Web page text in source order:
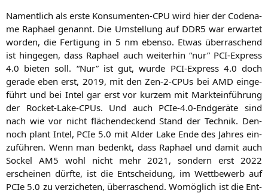
Nament­lich als ers­te Kon­su­men­ten-CPU wird hier der Code­na­
me Rapha­el genannt. Die Umstel­lung auf DDR5 war erwar­tet
wor­den, die Fer­ti­gung in 5 nm eben­so. Etwas über­ra­schend
ist hin­ge­gen, dass Rapha­el auch wei­ter­hin “nur” PCI-Express
4.0 bie­ten soll. “Nur” ist gut, wur­de PCI-Express 4.0 doch
gera­de eben erst, 2019, mit den Zen-2-CPUs bei AMD ein­ge­
führt und bei Intel gar erst vor kur­zem mit Markt­ein­füh­rung
der Rocket-Lake-CPUs. Und auch PCIe‑4.0‑Endgeräte sind
nach wie vor nicht flä­chen­de­ckend Stand der Tech­nik. Den­
noch plant Intel, PCIe 5.0 mit Alder Lake Ende des Jah­res ein­
zu­füh­ren. Wenn man bedenkt, dass Rapha­el und damit auch
Sockel AM5 wohl nicht mehr 2021, son­dern erst 2022
erschei­nen dürf­te, ist die Ent­schei­dung, im Wett­be­werb auf
PCIe 5.0 zu ver­zi­che­ten, über­ra­schend. Womög­lich ist die Ent­